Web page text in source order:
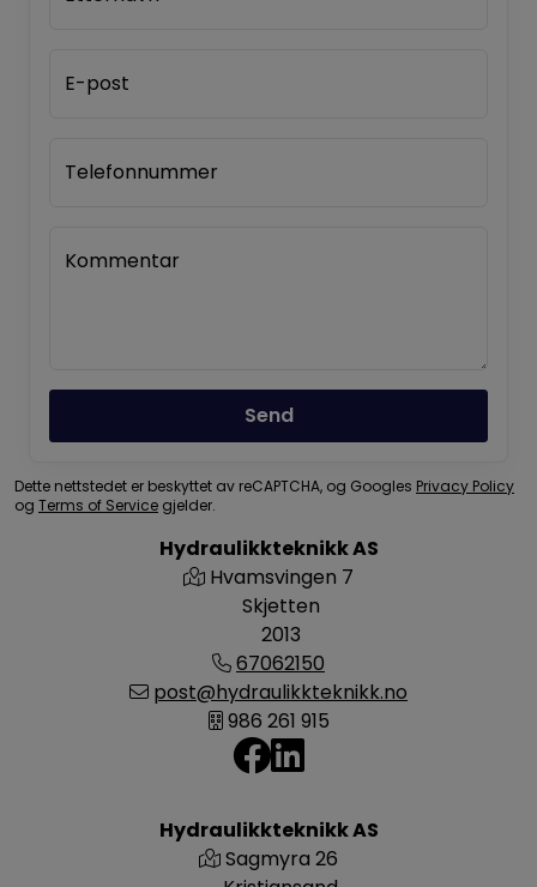
Hydraulikkteknikk AS
Hvamsvingen 7
Skjetten
2013
67062150
post@hydraulikkteknikk.no
986 261 915
Hydraulikkteknikk AS
Sagmyra 26
E-post
Telefonnummer
Kommentar
Send
Dette nettstedet er beskyttet av reCAPTCHA, og Googles Privacy Policy
og Terms of Service gjelder.